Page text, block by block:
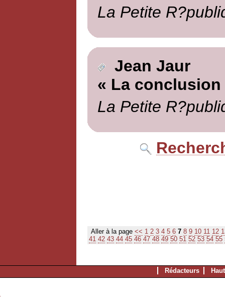
La Petite
Jean Jaur
« La conclusion
La Petite
Aller à la page << 1 2 3 4 5 6 7 8 9 10 11 12
41 42 43 44 45 46 47 48 49 50 51 52 53 54 55
Rédacteurs